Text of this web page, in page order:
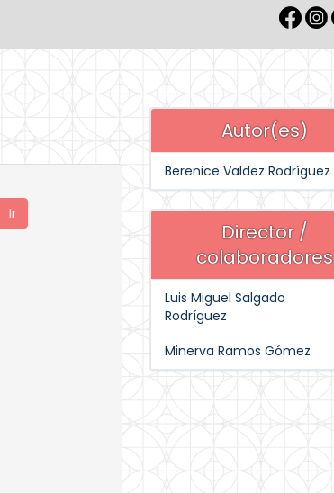
Autor(es)
Berenice Valdez Rodríguez
Director /
colaboradores
Luis Miguel Salgado
Rodríguez
Minerva Ramos Gómez